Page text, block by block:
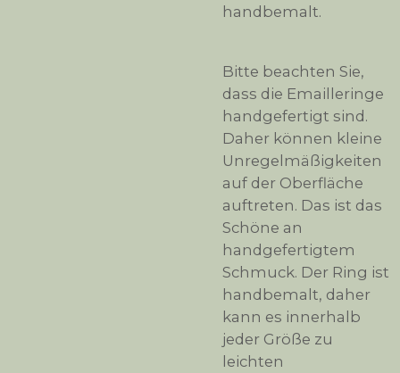
handbemalt.
Bitte beachten Sie,
dass die Emailleringe
handgefertigt sind.
Daher können kleine
Unregelmäßigkeiten
auf der Oberfläche
auftreten. Das ist das
Schöne an
handgefertigtem
Schmuck. Der Ring ist
handbemalt, daher
kann es innerhalb
jeder Größe zu
leichten